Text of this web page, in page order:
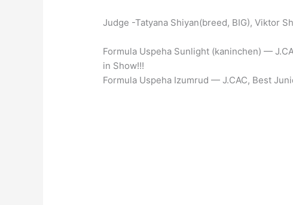
Judge -Tatyana Shiyan(breed, BIG), Viktor
Formula Uspeha Sunlight (kaninchen) —
in Show!!!
Formula Uspeha Izumrud — J.CAC, Best